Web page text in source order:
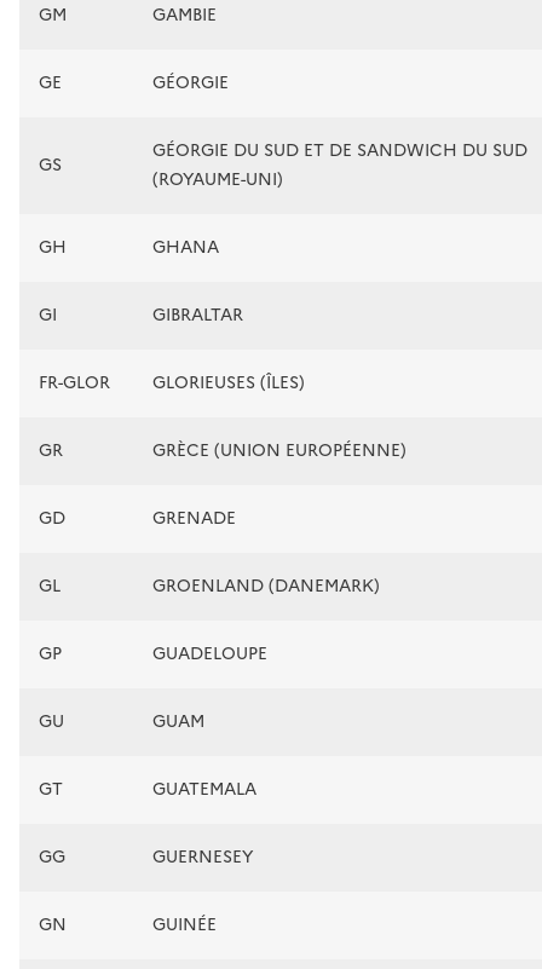
GM GAMBIE
GE GÉORGIE
GS
GÉORGIE DU SUD ET DE SANDWICH DU SUD
(ROYAUME-UNI)
GH GHANA
GI GIBRALTAR
FR-GLOR GLORIEUSES (ÎLES)
GR GRÈCE (UNION EUROPÉENNE)
GD GRENADE
GL GROENLAND (DANEMARK)
GP GUADELOUPE
GU GUAM
GT GUATEMALA
GG GUERNESEY
GN GUINÉE